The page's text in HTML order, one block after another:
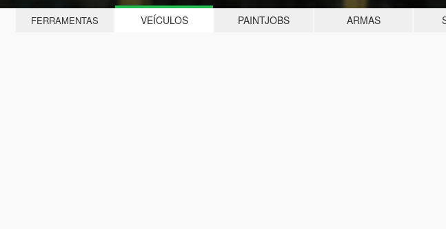
FERRAMENTAS VEÍCULOS PAINTJOBS ARMAS